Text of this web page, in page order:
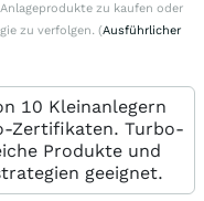
zu kaufen oder
zu verfolgen. (Ausführlicher
10 Kleinanlegern
Zertifikaten. Turbo-
Produkte und
geeignet.